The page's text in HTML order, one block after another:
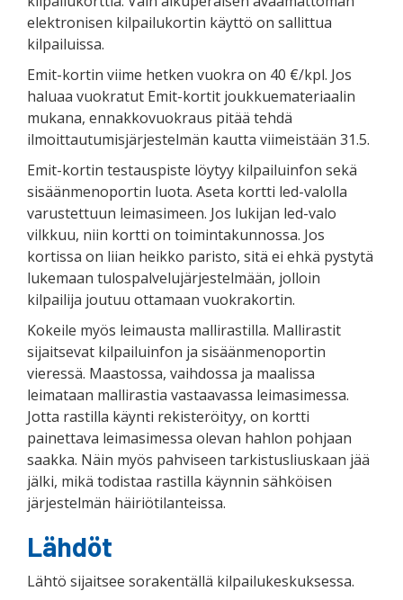
elektronisen kilpailukortin käyttö on sallittua
kilpailuissa.
Emit-kortin viime hetken vuokra on 40 €/kpl. Jos
haluaa vuokratut Emit-kortit joukkuemateriaalin
mukana, ennakkovuokraus pitää tehdä
ilmoittautumisjärjestelmän kautta viimeistään 31.5.
Emit-kortin testauspiste löytyy kilpailuinfon sekä
sisäänmenoportin luota. Aseta kortti led-valolla
varustettuun leimasimeen. Jos lukijan led-valo
vilkkuu, niin kortti on toimintakunnossa. Jos
kortissa on liian heikko paristo, sitä ei ehkä pystytä
lukemaan tulospalvelujärjestelmään, jolloin
kilpailija joutuu ottamaan vuokrakortin.
Kokeile myös leimausta mallirastilla. Mallirastit
sijaitsevat kilpailuinfon ja sisäänmenoportin
vieressä. Maastossa, vaihdossa ja maalissa
leimataan mallirastia vastaavassa leimasimessa.
Jotta rastilla käynti rekisteröityy, on kortti
painettava leimasimessa olevan hahlon pohjaan
saakka. Näin myös pahviseen tarkistusliuskaan jää
jälki, mikä todistaa rastilla käynnin sähköisen
järjestelmän häiriötilanteissa.
Lähdöt
Lähtö sijaitsee sorakentällä kilpailukeskuksessa.